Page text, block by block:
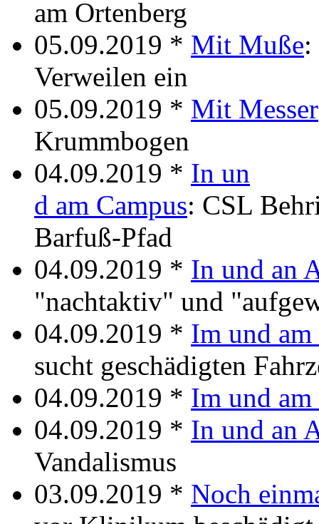
am Ortenberg
05.09.2019 * Mit Muße:
Verweilen ein
05.09.2019 * Mit Messer
Krummbogen
04.09.2019 * In un
d am Campus: CSL
Barfuß-Pfad
04.09.2019 * In und an
"nachtaktiv" und
04.09.2019 * Im und
sucht geschädigten
04.09.2019 * Im und
04.09.2019 * In und an
Vandalismus
03.09.2019 * Noch